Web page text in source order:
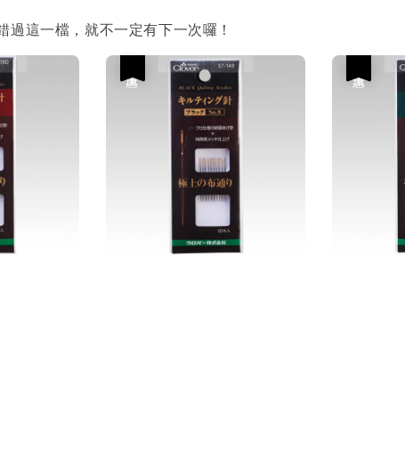
這一檔，就不一定有下一次囉！